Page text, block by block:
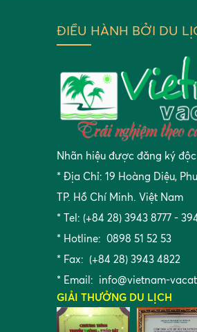
ĐIỀU HÀNH BỞI DU
Nhãn hiệu được đăng ký
* Địa Chỉ: 19 Hoàng Diệu,
TP. Hồ Chí Minh. Việt Nam
* Tel: (+84 28) 3943 8777 -
* Hotline: 0898 51 52 53
* Fax: (+84 28) 3943 4822
* Email: info@vietnam-
GIẢI THƯỞNG DU LỊCH